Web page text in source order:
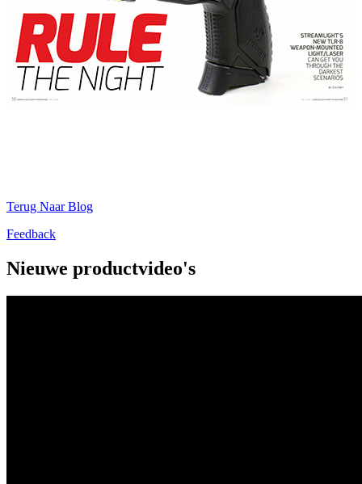
Terug Naar Blog
Feedback
Nieuwe productvideo's